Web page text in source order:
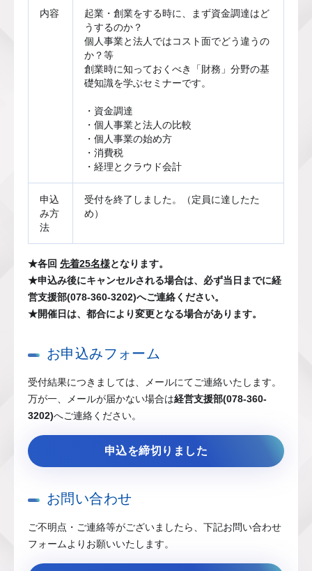
内容
起業・創業をする時に、まず資金調達はど
うするのか？
個人事業と法人ではコスト面でどう違うの
か？等
創業時に知っておくべき「財務」分野の基
礎知識を学ぶセミナーです。
・資金調達
・個人事業と法人の比較
・個人事業の始め方
・消費税
・経理とクラウド会計
申込
み方
法
受付を終了しました。（定員に達したた
め）
★各回 先着25名様となります。
★申込み後にキャンセルされる場合は、必ず当日までに経
営支援部(078-360-3202)へご連絡ください。
★開催日は、都合により変更となる場合があります。
お申込みフォーム
受付結果につきましては、メールにてご連絡いたします。
万が一、メールが届かない場合は経営支援部(078-360-
3202)へご連絡ください。
申込を締切りました
お問い合わせ
ご不明点・ご連絡等がございましたら、下記お問い合わせ
フォームよりお願いいたします。